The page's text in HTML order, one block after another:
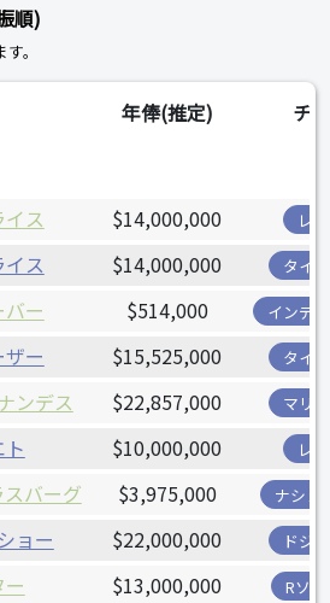
順)
。
年俸(推定) チ
ス $14,000,000 レ
ス $14,000,000 タイ
ー $514,000 インデ
ー $15,525,000 タイ
ンデス $22,857,000 マリ
$10,000,000 レ
バーグ $3,975,000 ナショ
ョー $22,000,000 ドジ
$13,000,000 Rソ